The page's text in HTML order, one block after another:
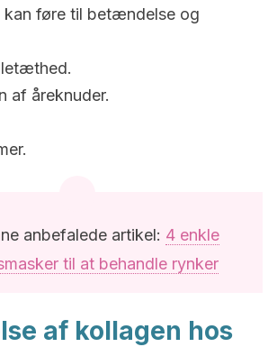
kan føre til betændelse og
af åreknuder.
anbefalede artikel: 4 enkle
til at behandle rynker
af kollagen hos